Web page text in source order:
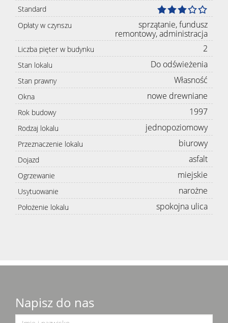
Standard
Opłaty w czynszu
sprzątanie, fundusz
remontowy, administracja
Liczba pięter w budynku 2
Stan lokalu Do odświeżenia
Stan prawny Własność
Okna nowe drewniane
Rok budowy 1997
Rodzaj lokalu jednopoziomowy
Przeznaczenie lokalu biurowy
Dojazd asfalt
Ogrzewanie miejskie
Usytuowanie narożne
Położenie lokalu spokojna ulica
Napisz do nas